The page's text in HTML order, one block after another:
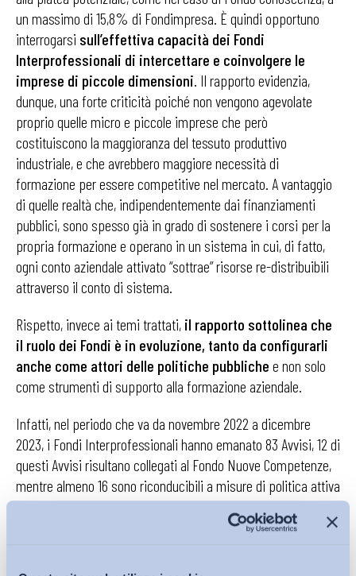
un massimo di 15,8% di Fondimpresa. È quindi opportuno
interrogarsi sull’effettiva capacità dei Fondi
Interprofessionali di intercettare e coinvolgere le
imprese di piccole dimensioni. Il rapporto evidenzia,
dunque, una forte criticità poiché non vengono agevolate
proprio quelle micro e piccole imprese che però
costituiscono la maggioranza del tessuto produttivo
industriale, e che avrebbero maggiore necessità di
formazione per essere competitive nel mercato. A vantaggio
di quelle realtà che, indipendentemente dai finanziamenti
pubblici, sono spesso già in grado di sostenere i corsi per la
propria formazione e operano in un sistema in cui, di fatto,
ogni conto aziendale attivato “sottrae” risorse re-distribuibili
attraverso il conto di sistema.
Rispetto, invece ai temi trattati, il rapporto sottolinea che
il ruolo dei Fondi è in evoluzione, tanto da configurarli
anche come attori delle politiche pubbliche e non solo
come strumenti di supporto alla formazione aziendale.
Infatti, nel periodo che va da novembre 2022 a dicembre
2023, i Fondi Interprofessionali hanno emanato 83 Avvisi, 12 di
questi Avvisi risultano collegati al Fondo Nuove Competenze,
mentre almeno 16 sono riconducibili a misure di politica attiva
del lavoro e tra questi,12 sono rivolti specificamente a
lavoratori beneficiari di strumenti di tutela del reddito,